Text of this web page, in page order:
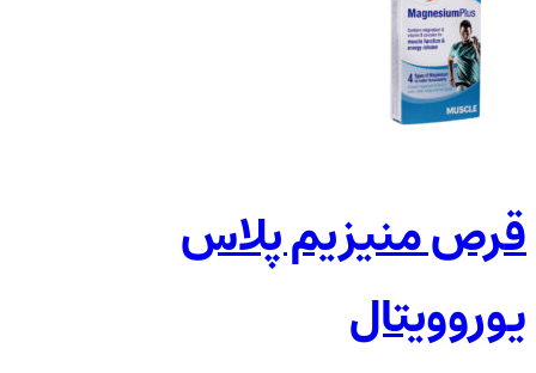
قرص منیزیم پلاس
یوروویتال